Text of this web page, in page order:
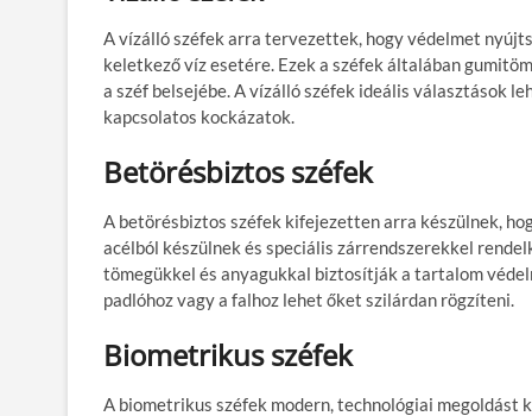
A vízálló széfek arra tervezettek, hogy védelmet
keletkező víz esetére. Ezek a széfek általában
a széf belsejébe. A vízálló széfek ideális választások
kapcsolatos kockázatok.
Betörésbiztos széfek
A betörésbiztos széfek kifejezetten arra készülnek,
acélból készülnek és speciális zárrendszerekkel
tömegükkel és anyagukkal biztosítják a tartalom
padlóhoz vagy a falhoz lehet őket szilárdan rögzíteni.
Biometrikus széfek
A biometrikus széfek modern, technológiai